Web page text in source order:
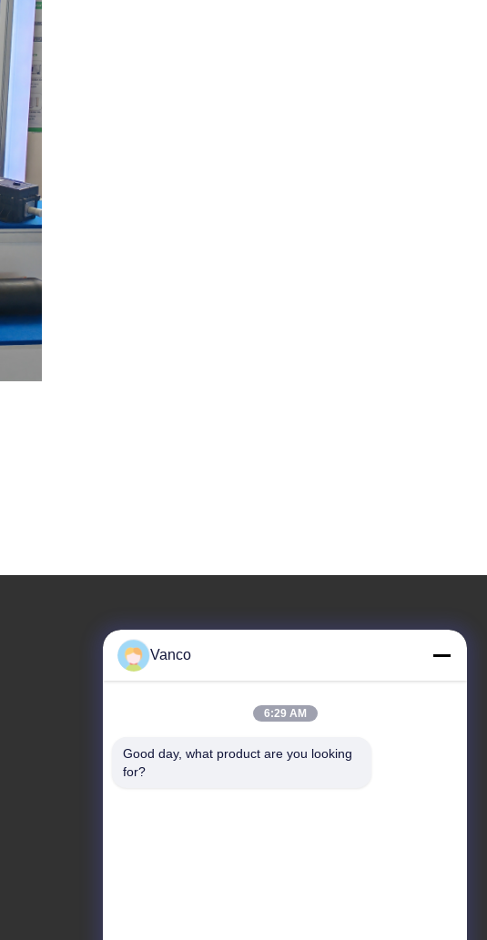
住所
建物5号1299 フーチンジアン道路 昆山開発区 昆山市 江
工場アドレス
Vanco
6:29 AM
Good day, what product are you looking
for?